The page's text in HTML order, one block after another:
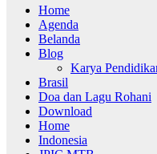
Home
Agenda
Belanda
Blog
Karya
Brasil
Doa dan Lagu Rohani
Download
Home
Indonesia